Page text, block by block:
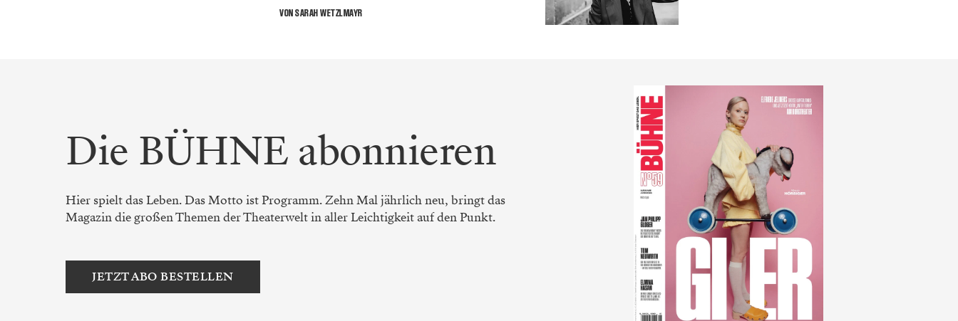
VON SARAH WETZLMAYR
Die BÜHNE abonnieren
Hier spielt das Leben. Das Motto ist Programm. Zehn Mal jährlich neu, bringt das
Magazin die großen Themen der Theaterwelt in aller Leichtigkeit auf den Punkt.
JETZT ABO BESTELLEN